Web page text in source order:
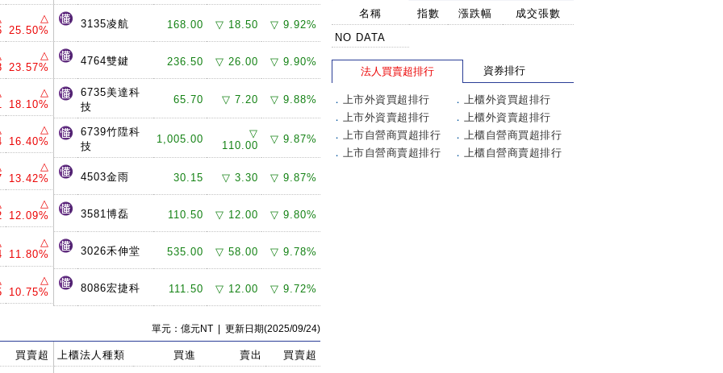
△
25.50%
△
23.57%
△
18.10%
△
16.40%
△
13.42%
△
12.09%
△
11.80%
△
10.75%
3135凌航 168.00 ▽ 18.50 ▽ 9.92%
4764雙鍵 236.50 ▽ 26.00 ▽ 9.90%
6735美達科
技
65.70 ▽ 7.20 ▽ 9.88%
6739竹陞科
技
1,005.00
▽
110.00
▽ 9.87%
4503金雨 30.15 ▽ 3.30 ▽ 9.87%
3581博磊 110.50 ▽ 12.00 ▽ 9.80%
3026禾伸堂 535.00 ▽ 58.00 ▽ 9.78%
8086宏捷科 111.50 ▽ 12.00 ▽ 9.72%
單元：億元NT | 更新日期(2025/09/24)
買賣超 上櫃法人種類 買進 賣出 買賣超
名稱 指數 漲跌幅
成交張數
NO DATA
法人買賣超排行 資券排行
． 上市外資買超排行
． 上市外資賣超排行
． 上市自營商買超排行
． 上市自營商賣超排行
． 上櫃外資買超排行
． 上櫃外資賣超排行
． 上櫃自營商買超排行
． 上櫃自營商賣超排行